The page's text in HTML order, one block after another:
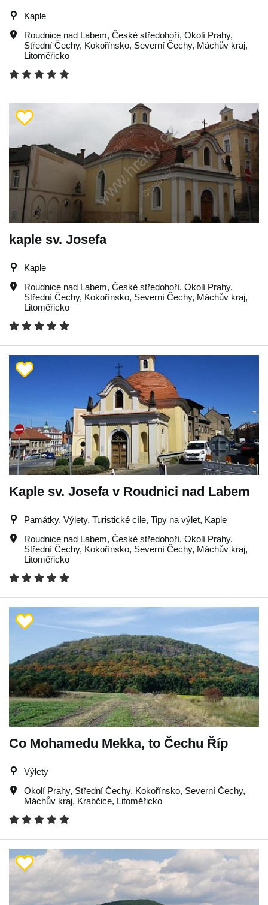
Kaple
Roudnice nad Labem, České středohoří, Okolí Prahy,
Střední Čechy, Kokořínsko, Severní Čechy, Máchův kraj,
Litoměřicko
kaple sv. Josefa
Kaple
Roudnice nad Labem, České středohoří, Okolí Prahy,
Střední Čechy, Kokořínsko, Severní Čechy, Máchův kraj,
Litoměřicko
Kaple sv. Josefa v Roudnici nad Labem
Památky, Výlety, Turistické cíle, Tipy na výlet, Kaple
Roudnice nad Labem, České středohoří, Okolí Prahy,
Střední Čechy, Kokořínsko, Severní Čechy, Máchův kraj,
Litoměřicko
Co Mohamedu Mekka, to Čechu Říp
Výlety
Okolí Prahy, Střední Čechy, Kokořínsko, Severní Čechy,
Máchův kraj, Krabčice, Litoměřicko